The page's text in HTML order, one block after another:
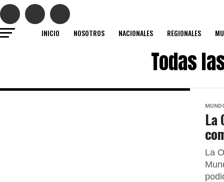
INICIO NOSOTROS NACIONALES REGIONALES
Todas
La
La